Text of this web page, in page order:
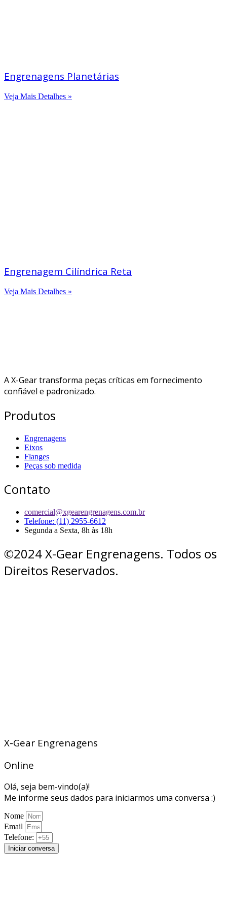
Engrenagens Planetárias
Veja Mais Detalhes »
Engrenagem Cilíndrica Reta
Veja Mais Detalhes »
A X-Gear transforma peças críticas em fornecimento
confiável e padronizado.
Produtos
Engrenagens
Eixos
Flanges
Peças sob medida
Contato
comercial@xgearengrenagens.com.br
Telefone: (11) 2955-6612
Segunda a Sexta, 8h às 18h
©2024 X-Gear Engrenagens. Todos os
Direitos Reservados.
X-Gear Engrenagens
Online
Olá, seja bem-vindo(a)!
Me informe seus dados para iniciarmos uma conversa :)
Nome
Email
Telefone:
Iniciar conversa